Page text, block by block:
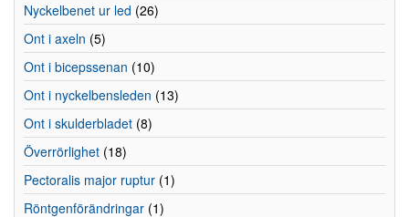
Nyckelbenet ur led (26)
Ont i axeln (5)
Ont i bicepssenan (10)
Ont i nyckelbensleden (13)
Ont i skulderbladet (8)
Överrörlighet (18)
Pectoralis major ruptur (1)
Röntgenförändringar (1)